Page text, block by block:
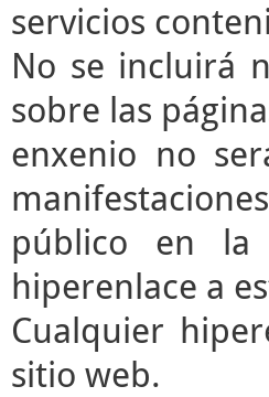
servicios
No se incluirá
sobre las
enxenio no
público en la
hiperenlace a
Cualquier
sitio web.